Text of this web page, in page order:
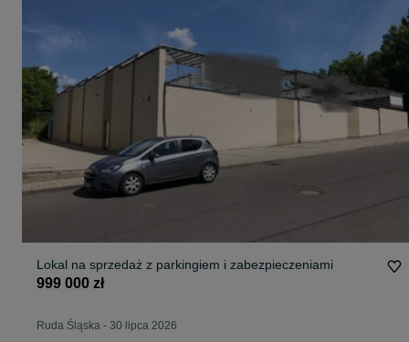
Lokal na sprzedaż z parkingiem i zabezpieczeniami
999 000 zł
Ruda Śląska - 30 lipca 2026